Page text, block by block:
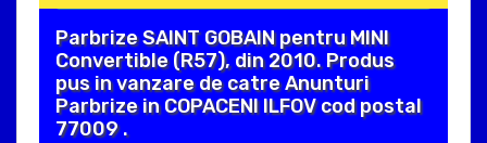
Parbrize SAINT GOBAIN pentru MINI
Convertible (R57), din 2010. Produs
pus in vanzare de catre Anunturi
Parbrize in COPACENI ILFOV cod postal
77009 .